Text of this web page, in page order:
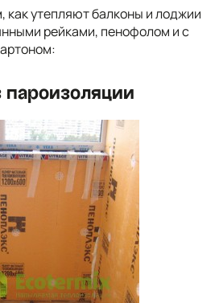
как утепляют балконы и лоджии
рейками, пенофолом и с
пароизоляции